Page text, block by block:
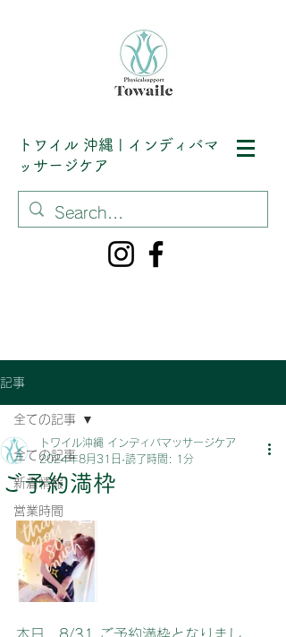
トワイル 沖縄 | インディバマ
ッサージケア
記事
全ての記事
新着情報
営業時間
全ての記事
ご予約満枠
トワイル沖縄 インディバマッサージケア
2024年8月31日 読了時間: 1分